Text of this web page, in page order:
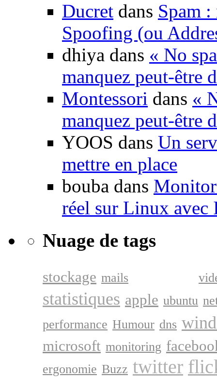
Ducret dans Spam :
Spoofing (ou
dhiya dans « No
manquez peut-être
Montessori dans «
manquez peut-être
YOOS dans Un
mettre en place
bouba dans
réel sur Linux avec
Nuage de tags
stockage mails
statistiques apple ubuntu
performance Humour dns
microsoft monitoring
ergonomie Buzz twitter